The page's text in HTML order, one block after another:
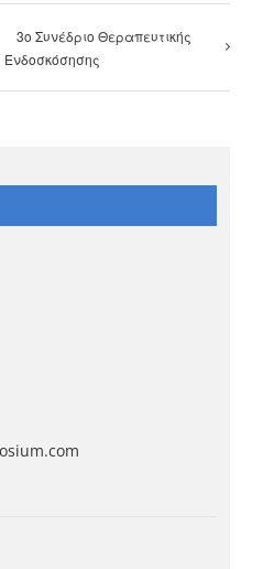
3ο Συνέδριο Θεραπευτικής
Ενδοσκόσησης